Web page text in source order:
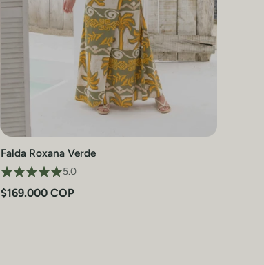
Vista rápida
Falda Roxana Verde
5.0
$169.000 COP